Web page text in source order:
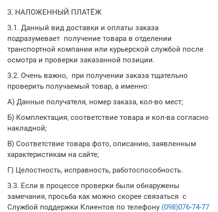
3. НАЛОЖЕННЫЙ ПЛАТЁЖ
3.1. Данный вид доставки и оплаты заказа
подразумевает получение товара в отделении
транспортной компании или курьерской службой после
осмотра и проверки заказанной позиции.
3.2. Очень важно, при получении заказа тщательно
проверить получаемый товар, а именно:
А) Данные получателя, номер заказа, кол-во мест;
Б) Комплектация, соответствие товара и кол-ва согласно
накладной;
В) Соответствие товара фото, описанию, заявленным
характеристикам на сайте;
Г) Целостность, исправность, работоспособность.
3.3. Если в процессе проверки были обнаружены
замечания, просьба как можно скорее связаться с
Службой поддержки Клиентов по телефону (098)076-74-77